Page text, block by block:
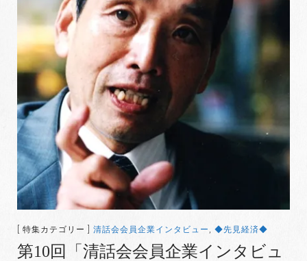
[ 特集カテゴリー ] 清話会会員企業インタビュー , ◆先見経済◆
第10回「清話会会員企業インタビュ